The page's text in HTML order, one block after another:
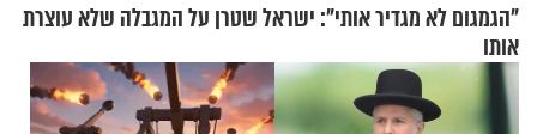
"הגמגום לא מגדיר אותי": ישראל שטרן על המגבלה שלא עוצרת
אותו